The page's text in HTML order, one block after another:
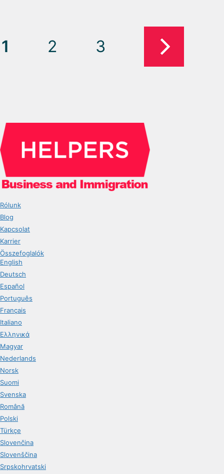
1 2 3
Rólunk
Blog
Kapcsolat
Karrier
Összefoglalók
English
Deutsch
Español
Português
Français
Italiano
Ελληνικά
Magyar
Nederlands
Norsk
Suomi
Svenska
Română
Polski
Türkçe
Slovenčina
Slovenščina
Srpskohrvatski